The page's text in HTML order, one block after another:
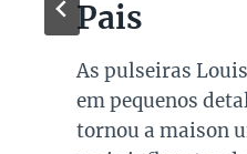
Pais
As pulseiras
em pequenos
tornou a maison